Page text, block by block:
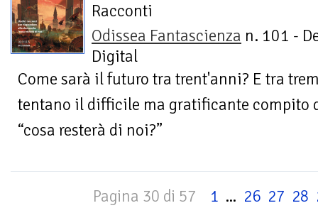
Racconti
Odissea Fantascienza n. 101 -
Digital
Come sarà il futuro tra trent'anni? E tra
tentano il difficile ma gratificante compito
“cosa resterà di noi?”
Pagina 30 di 57 1 ... 26 27 28